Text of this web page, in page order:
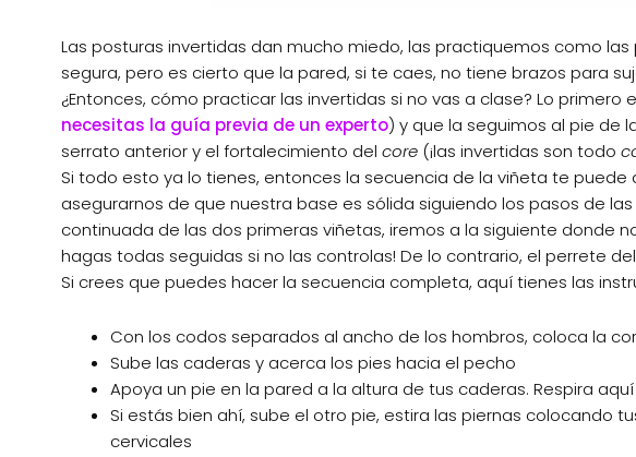
Las posturas invertidas dan mucho miedo, las practiquemos como
segura, pero es cierto que la pared, si te caes, no tiene brazos para
¿Entonces, cómo practicar las invertidas si no vas a clase? Lo
necesitas la guía previa de un experto) y que la seguimos al pie de
serrato anterior y el fortalecimiento delcore (¡las invertidas son todo
Si todo esto ya lo tienes, entonces la secuencia de la viñeta te
asegurarnos de que nuestra base es sólida siguiendo los pasos de
continuada de las dos primeras viñetas, iremos a la siguiente donde
hagas todas seguidas si no las controlas! De lo contrario, el perrete
Si crees que puedes hacer la secuencia completa, aquí tienes las
Con los codos separados al ancho de los hombros, coloca la
Sube las caderas y acerca los pies hacia el pecho
Apoya un pie en la pared a la altura de tus caderas. Respira
Si estás bien ahí, sube el otro pie, estira las piernas colocando
cervicales